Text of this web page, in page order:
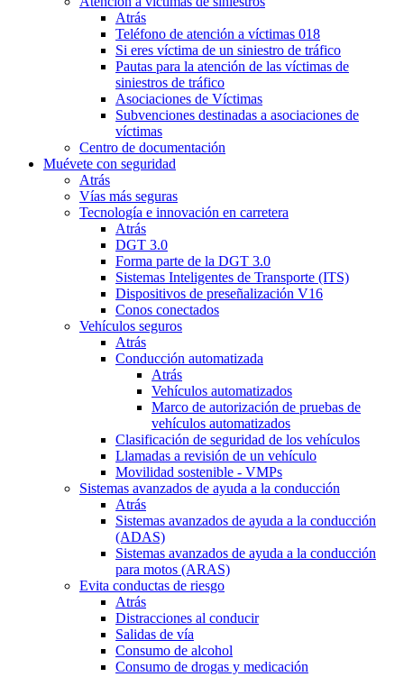
Atrás
Teléfono de atención a víctimas 018
Si eres víctima de un siniestro de tráfico
Pautas para la atención de las víctimas de
siniestros de tráfico
Asociaciones de Víctimas
Subvenciones destinadas a asociaciones de
víctimas
Centro de documentación
Muévete con seguridad
Atrás
Vías más seguras
Tecnología e innovación en carretera
Atrás
DGT 3.0
Forma parte de la DGT 3.0
Sistemas Inteligentes de Transporte (ITS)
Dispositivos de preseñalización V16
Conos conectados
Vehículos seguros
Atrás
Conducción automatizada
Atrás
Vehículos automatizados
Marco de autorización de pruebas de
vehículos automatizados
Clasificación de seguridad de los vehículos
Llamadas a revisión de un vehículo
Movilidad sostenible - VMPs
Sistemas avanzados de ayuda a la conducción
Atrás
Sistemas avanzados de ayuda a la conducción
(ADAS)
Sistemas avanzados de ayuda a la conducción
para motos (ARAS)
Evita conductas de riesgo
Atrás
Distracciones al conducir
Salidas de vía
Consumo de alcohol
Consumo de drogas y medicación